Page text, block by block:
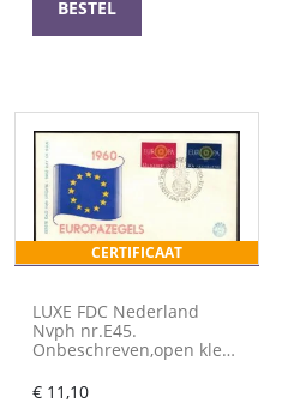
BESTEL
CERTIFICAAT
LUXE FDC Nederland
Nvph nr.E45.
Onbeschreven,open klep
€ 11,10